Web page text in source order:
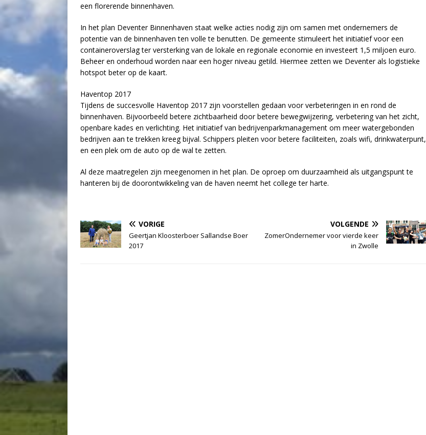
een florerende binnenhaven.
In het plan Deventer Binnenhaven staat welke acties nodig zijn om samen met ondernemers de
potentie van de binnenhaven ten volle te benutten. De gemeente stimuleert het initiatief voor een
containeroverslag ter versterking van de lokale en regionale economie en investeert 1,5 miljoen euro.
Beheer en onderhoud worden naar een hoger niveau getild. Hiermee zetten we Deventer als logistieke
hotspot beter op de kaart.
Haventop 2017
Tijdens de succesvolle Haventop 2017 zijn voorstellen gedaan voor verbeteringen in en rond de
binnenhaven. Bijvoorbeeld betere zichtbaarheid door betere bewegwijzering, verbetering van het zicht,
openbare kades en verlichting. Het initiatief van bedrijvenparkmanagement om meer watergebonden
bedrijven aan te trekken kreeg bijval. Schippers pleiten voor betere faciliteiten, zoals wifi, drinkwaterpunt,
en een plek om de auto op de wal te zetten.
Al deze maatregelen zijn meegenomen in het plan. De oproep om duurzaamheid als uitgangspunt te
hanteren bij de doorontwikkeling van de haven neemt het college ter harte.
VORIGE
Geertjan Kloosterboer Sallandse Boer
2017
VOLGENDE
ZomerOndernemer voor vierde keer
in Zwolle